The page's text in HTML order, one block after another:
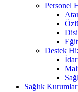
Personel
Destek
Sağlık